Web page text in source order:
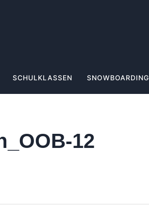
SCHULKLASSEN SNOWBOARDING
12